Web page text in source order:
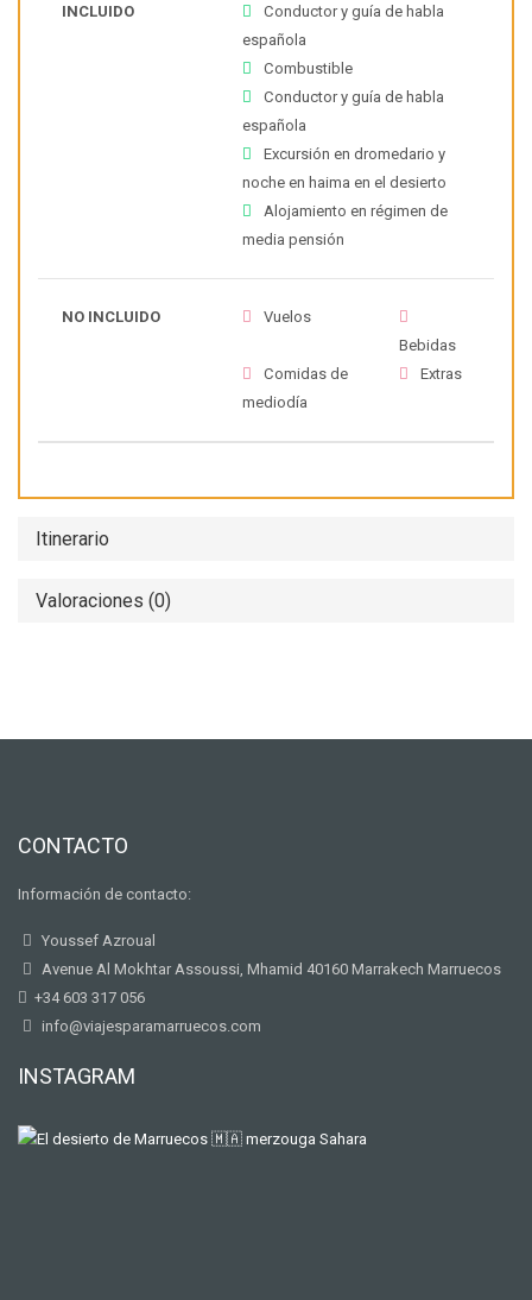
INCLUIDO
Conductor y guía de habla
española
Combustible
Conductor y guía de habla
española
Excursión en dromedario y
noche en haima en el desierto
Alojamiento en régimen de
media pensión
NO INCLUIDO
Vuelos
Bebidas
Comidas de
mediodía
Extras
Itinerario
Valoraciones (0)
CONTACTO
Información de contacto:
Youssef Azroual
Avenue Al Mokhtar Assoussi, Mhamid 40160 Marrakech Marruecos
+34 603 317 056
info@viajesparamarruecos.com
INSTAGRAM